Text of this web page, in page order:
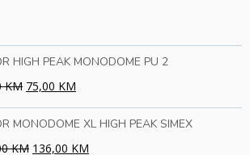
HIGH PEAK MONODOME PU 2
KM 75,00 KM
MONODOME XL HIGH PEAK SIMEX
KM 136,00 KM